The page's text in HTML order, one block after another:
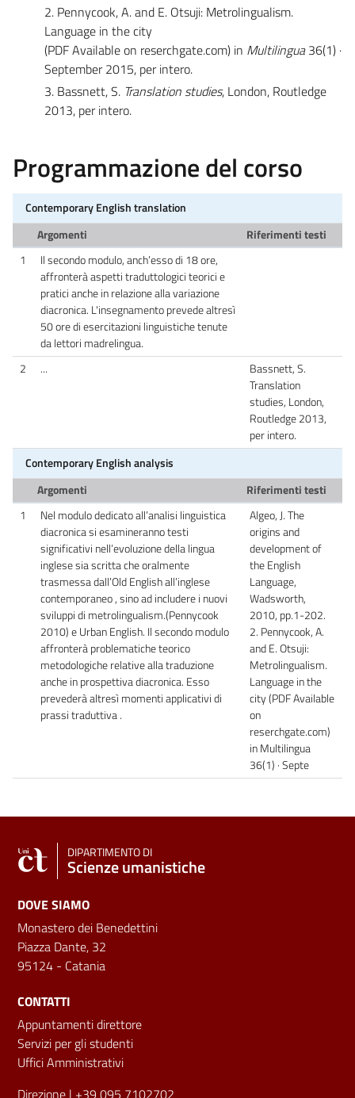
2. Pennycook, A. and E. Otsuji: Metrolingualism.
Language in the city
(PDF Available on reserchgate.com) in Multilingua36(1) ·
September 2015, per intero.
3. Bassnett, S. Translation studies, London, Routledge
2013, per intero.
Programmazione del corso
Contemporary English translation
Argomenti
Riferimenti testi
1
Il secondo modulo, anch’esso di 18 ore,
affronterà aspetti traduttologici teorici e
pratici anche in relazione alla variazione
diacronica. L'insegnamento prevede altresì
50 ore di esercitazioni linguistiche tenute
da lettori madrelingua.
2
...
Bassnett, S.
Translation
studies, London,
Routledge 2013,
per intero.
Contemporary English analysis
Argomenti
Riferimenti testi
1
Nel modulo dedicato all’analisi linguistica
diacronica si esamineranno testi
significativi nell’evoluzione della lingua
inglese sia scritta che oralmente
trasmessa dall’Old English all’inglese
contemporaneo , sino ad includere i nuovi
sviluppi di metrolingualism.(Pennycook
2010) e Urban English. Il secondo modulo
affronterà problematiche teorico
metodologiche relative alla traduzione
anche in prospettiva diacronica. Esso
prevederà altresì momenti applicativi di
prassi traduttiva .
Algeo, J. The
origins and
development of
the English
Language,
Wadsworth,
2010, pp.1-202.
2. Pennycook, A.
and E. Otsuji:
Metrolingualism.
Language in the
city (PDF Available
on
reserchgate.com)
in Multilingua
36(1) · Septe
DIPARTIMENTO DI
Scienze umanistiche
DOVE SIAMO
Monastero dei Benedettini
Piazza Dante, 32
95124 - Catania
CONTATTI
Appuntamenti direttore
Servizi per gli studenti
Uffici Amministrativi
Direzione | +39 095 7102702